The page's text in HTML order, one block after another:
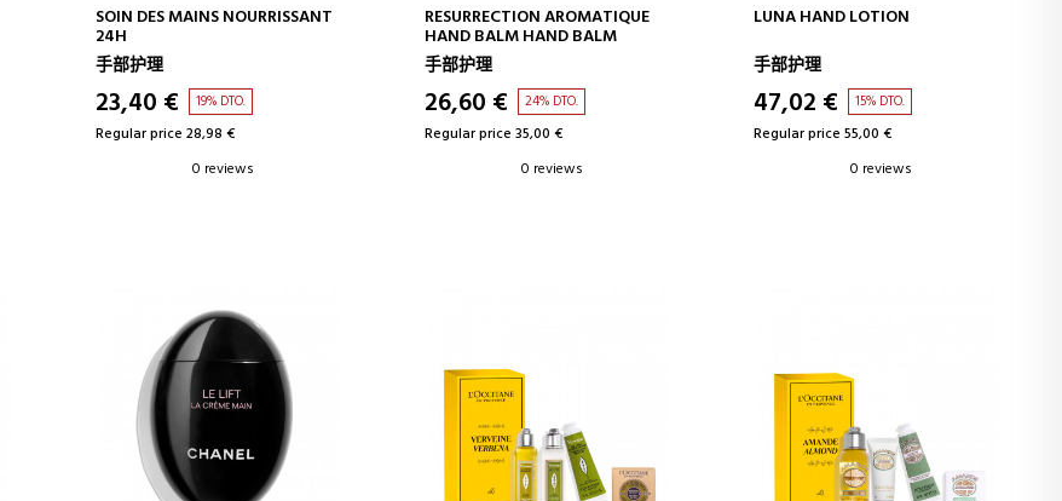
ADD TO CART
SOIN DES MAINS NOURRISSANT
24H
手部护理
23,40 € 19% DTO.
Regular price 28,98 €
0 reviews
ADD TO CART
RESURRECTION AROMATIQUE
HAND BALM HAND BALM
手部护理
26,60 € 24% DTO.
Regular price 35,00 €
0 reviews
ADD TO CART
LUNA HAND LOTION
手部护理
47,02 € 15% DTO.
Regular price 55,00 €
0 reviews